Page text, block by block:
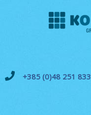
+385 (0)48 251 833